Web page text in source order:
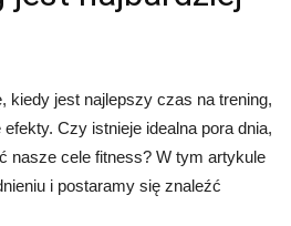
kiedy jest najlepszy czas na trening,
Czy istnieje idealna pora dnia,
nasze cele fitness? W tym artykule
i postaramy się znaleźć